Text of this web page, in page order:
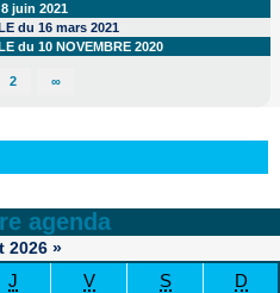
juin 2021
du 16 mars 2021
du 10 NOVEMBRE 2020
2 ∞
agenda
2026 »
J V S D